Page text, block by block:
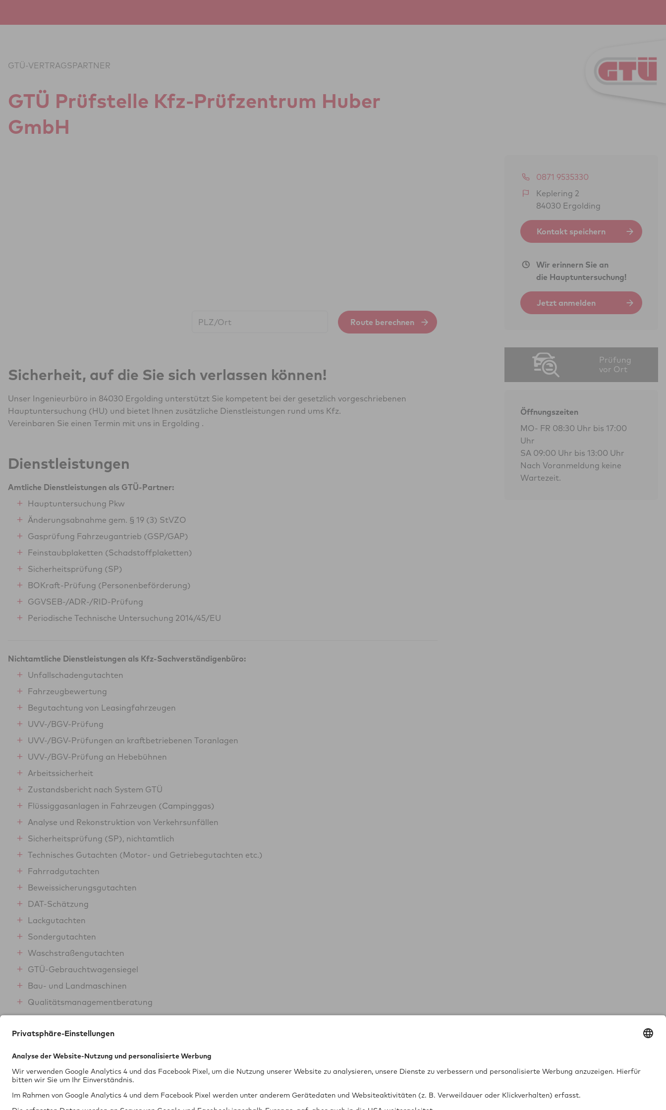
GTÜ-VERTRAGSPARTNER
GTÜ Prüf­stelle Kfz-Prüf­zen­trum Huber
GmbH
Route berechnen
Sicherheit, auf die Sie sich verlassen können!
Unser Ingenieurbüro in 84030 Ergolding unterstützt Sie kompetent bei der gesetzlich vorgeschriebenen
Hauptuntersuchung (HU) und bietet Ihnen zusätzliche Dienstleistungen rund ums Kfz.
Vereinbaren Sie einen Termin mit uns in Ergolding .
Dienstleistungen
Amtliche Dienstleistungen als GTÜ-Partner:
Hauptuntersuchung Pkw
Änderungsabnahme gem. § 19 (3) StVZO
Gasprüfung Fahrzeugantrieb (GSP/GAP)
Feinstaubplaketten (Schadstoffplaketten)
Sicherheitsprüfung (SP)
BOKraft-Prüfung (Personenbeförderung)
GGVSEB-/ADR-/RID-Prüfung
Periodische Technische Untersuchung 2014/45/EU
Nichtamtliche Dienstleistungen als Kfz-Sachverständigenbüro:
Unfallschadengutachten
Fahrzeugbewertung
Begutachtung von Leasingfahrzeugen
UVV-/BGV-Prüfung
UVV-/BGV-Prüfungen an kraftbetriebenen Toranlagen
UVV-/BGV-Prüfung an Hebebühnen
Arbeitssicherheit
Zustandsbericht nach System GTÜ
Flüssiggasanlagen in Fahrzeugen (Campinggas)
Analyse und Rekonstruktion von Verkehrsunfällen
Sicherheitsprüfung (SP), nichtamtlich
Technisches Gutachten (Motor- und Getriebegutachten etc.)
Fahrradgutachten
Beweissicherungsgutachten
DAT-Schätzung
Lackgutachten
Sondergutachten
Waschstraßengutachten
GTÜ-Gebrauchtwagensiegel
Bau- und Landmaschinen
Qualitätsmanagementberatung
Spezialfahrzeuge
0871 9535330
Keplering 2
84030 Ergolding
Kontakt speichern
Wir erinnern Sie an
die Hauptuntersuchung!
Jetzt anmelden
Prüfung
vor Ort
Öffnungszeiten
MO- FR 08:30 Uhr bis 17:00
Uhr
SA 09:00 Uhr bis 13:00 Uhr
Nach Voranmeldung keine
Wartezeit.